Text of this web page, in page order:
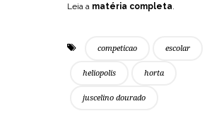
Leia a matéria completa.
competicao escolar
heliopolis horta
juscelino dourado